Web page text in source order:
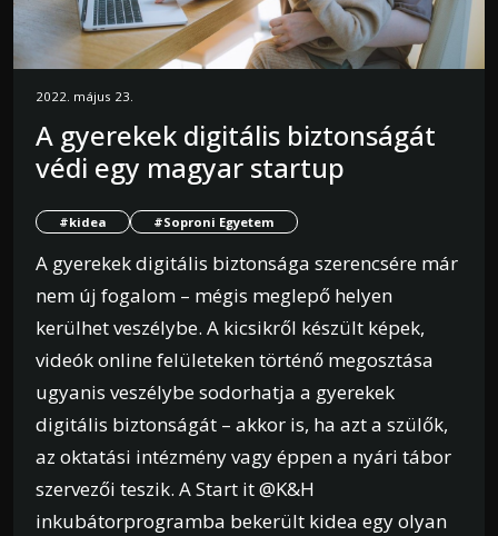
2022. május 23.
A gyerekek digitális biztonságát
védi egy magyar startup
#kidea #Soproni Egyetem
A gyerekek digitális biztonsága szerencsére már
nem új fogalom – mégis meglepő helyen
kerülhet veszélybe. A kicsikről készült képek,
videók online felületeken történő megosztása
ugyanis veszélybe sodorhatja a gyerekek
digitális biztonságát – akkor is, ha azt a szülők,
az oktatási intézmény vagy éppen a nyári tábor
szervezői teszik. A Start it @K&H
inkubátorprogramba bekerült kidea egy olyan